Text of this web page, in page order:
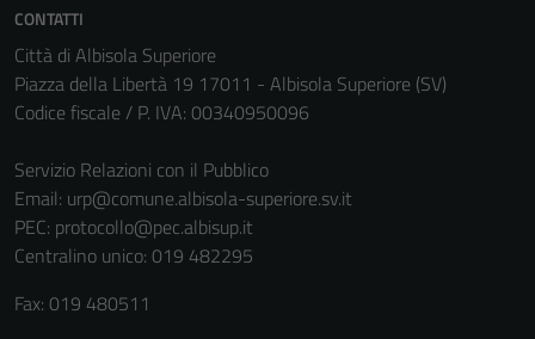
CONTATTI
Città di Albisola Superiore
Piazza della Libertà 19 17011 - Albisola Superiore (SV)
Codice fiscale / P. IVA: 00340950096
Servizio Relazioni con il Pubblico
Email: urp@comune.albisola-superiore.sv.it
PEC: protocollo@pec.albisup.it
Centralino unico: 019 482295
Fax: 019 480511